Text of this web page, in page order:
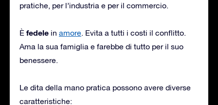
pratiche, per l’industria e per il commercio.
È fedele in amore. Evita a tutti i costi il conflitto.
Ama la sua famiglia e farebbe di tutto per il suo
benessere.
Le dita della mano pratica possono avere diverse
caratteristiche: